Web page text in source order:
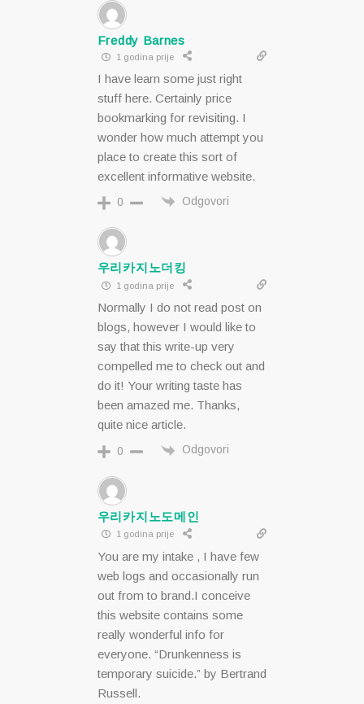
Freddy Barnes
1 godina prije
I have learn some just right
stuff here. Certainly price
bookmarking for revisiting. I
wonder how much attempt you
place to create this sort of
excellent informative website.
0 Odgovori
우리카지노더킹
1 godina prije
Normally I do not read post on
blogs, however I would like to
say that this write-up very
compelled me to check out and
do it! Your writing taste has
been amazed me. Thanks,
quite nice article.
0 Odgovori
우리카지노도메인
1 godina prije
You are my intake , I have few
web logs and occasionally run
out from to brand.I conceive
this website contains some
really wonderful info for
everyone. “Drunkenness is
temporary suicide.” by Bertrand
Russell.